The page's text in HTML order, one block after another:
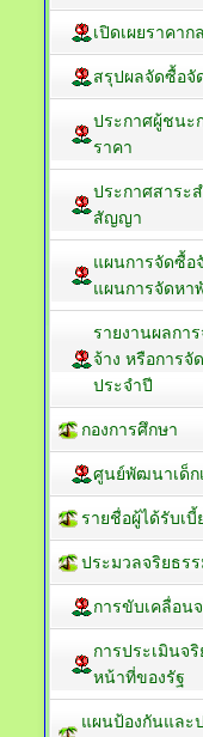
เปิดเผยราคาก
สรุปผลจัดซื้อจั
ประกาศผู้ชนะ
ราคา
ประกาศสาระ
สัญญา
แผนการจัดซื้อ
แผนการจัดหา
รายงานผลกา
จ้าง หรือการจั
ประจำปี
กองการศึกษา
ศูนย์พัฒนาเด็ก
รายชื่อผู้ได้รับเบี้
ประมวลจริยธร
การขับเคลื่อน
การประเมินจริ
หน้าที่ของรัฐ
แผนป้องกันและ